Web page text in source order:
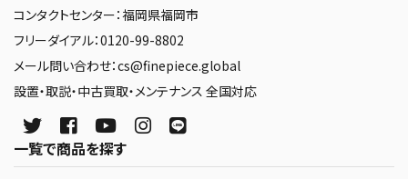
コンタクトセンター：福岡県福岡市
フリーダイアル：0120-99-8802
メール問い合わせ：cs@finepiece.global
設置・取説・中古買取・メンテナンス 全国対応
一覧で商品を探す